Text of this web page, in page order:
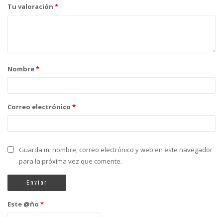
Tu valoración *
Nombre*
Correo electrónico *
Guarda mi nombre, correo electrónico y web en este navegador
para la próxima vez que comente.
Este @ño *